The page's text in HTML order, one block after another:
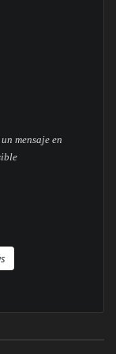
mensaje en